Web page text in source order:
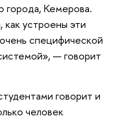
города, Кемерова.
устроены эти
специфической
— говорит
говорит и
человек